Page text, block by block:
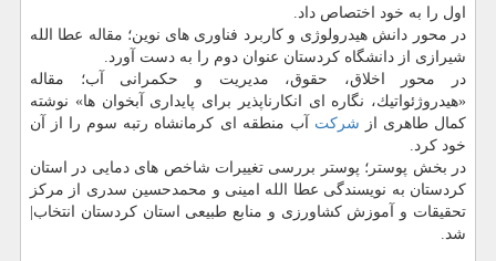
اول را به خود اختصاص داد.
در محور دانش هیدرولوژی و كاربرد فناوری های نوین؛ مقاله عطا الله
شیرازی از دانشگاه كردستان عنوان دوم را به دست آورد.
در محور اخلاق، حقوق، مدیریت و حكمرانی آب؛ مقاله
«هیدروژئواتیك، نگاره ای انكارناپذیر برای پایداری آبخوان ها» نوشته
كمال طاهری از شركت آب منطقه ای كرمانشاه رتبه سوم را از آن
خود كرد.
در بخش پوستر؛ پوستر بررسی تغییرات شاخص های دمایی در استان
كردستان به نویسندگی عطا الله امینی و محمدحسین سدری از مركز
تحقیقات و آموزش كشاورزی و منابع طبیعی استان كردستان انتخاب|
شد.